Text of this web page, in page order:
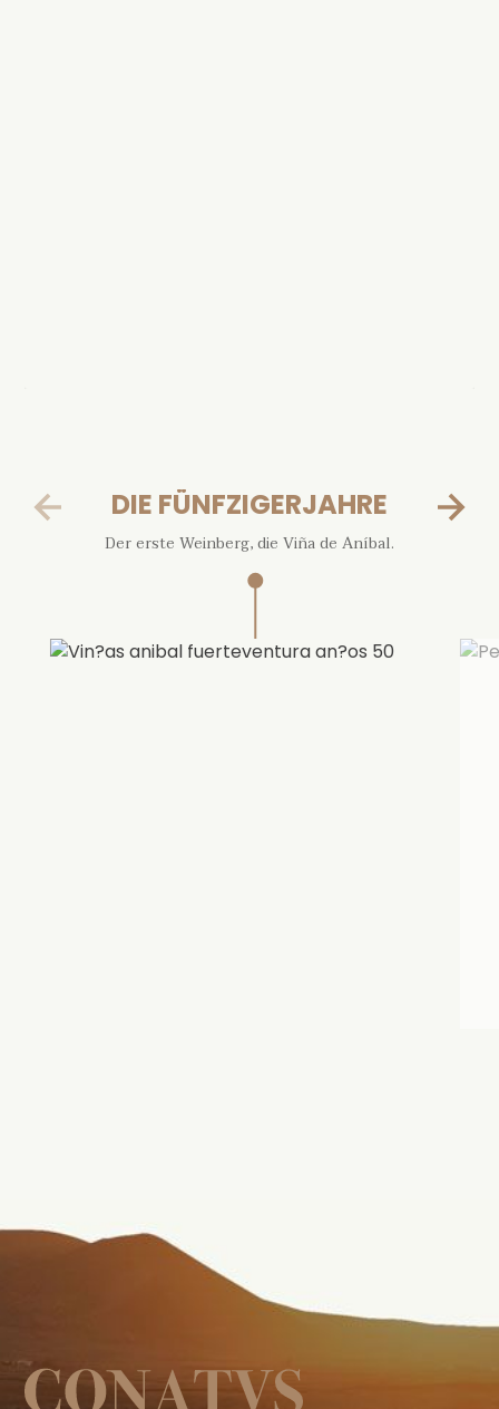
DIE FÜNFZIGERJAHRE
Der erste Weinberg, die Viña de Aníbal.